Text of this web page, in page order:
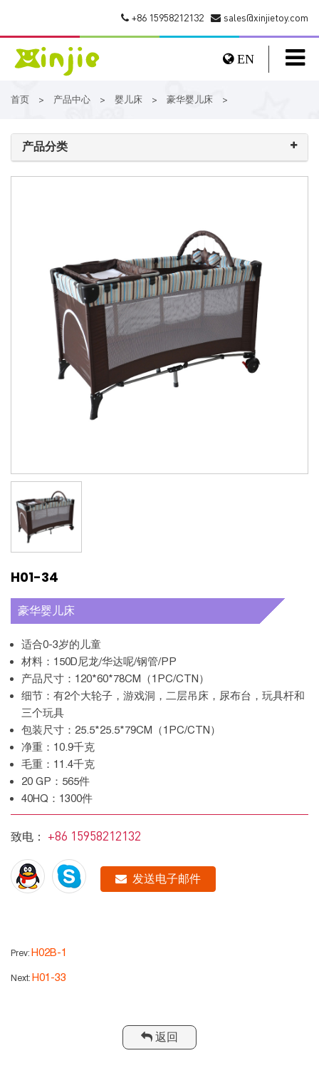
sales@xinjietoy.com
+86 15958212132
EN
首页 > 产品中心 > 婴儿床 > 豪华婴儿床 >
产品分类
H01-34
豪华婴儿床
适合0-3岁的儿童
材料：150D尼龙/华达呢/钢管/PP
产品尺寸：120*60*78CM（1PC/CTN）
细节：有2个大轮子，游戏洞，二层吊床，尿布台，玩具杆和
三个玩具
包装尺寸：25.5*25.5*79CM（1PC/CTN）
净重：10.9千克
毛重：11.4千克
20 GP：565件
40HQ：1300件
致电： +86 15958212132
发送电子邮件
Prev: H02B-1
Next: H01-33
返回